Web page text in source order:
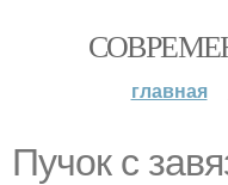
главная
Пучок с